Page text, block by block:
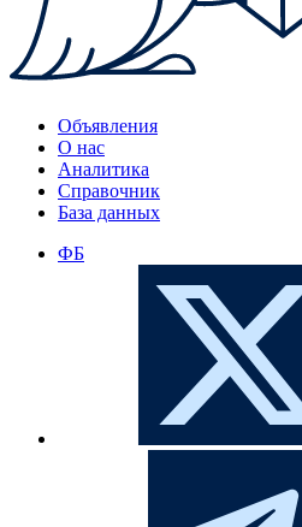
Объявления
О нас
Аналитика
Справочник
База данных
ФБ